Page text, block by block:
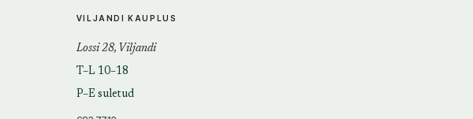
VILJANDI KAUPLUS
Lossi 28, Viljandi
T–L 10–18
P–E suletud